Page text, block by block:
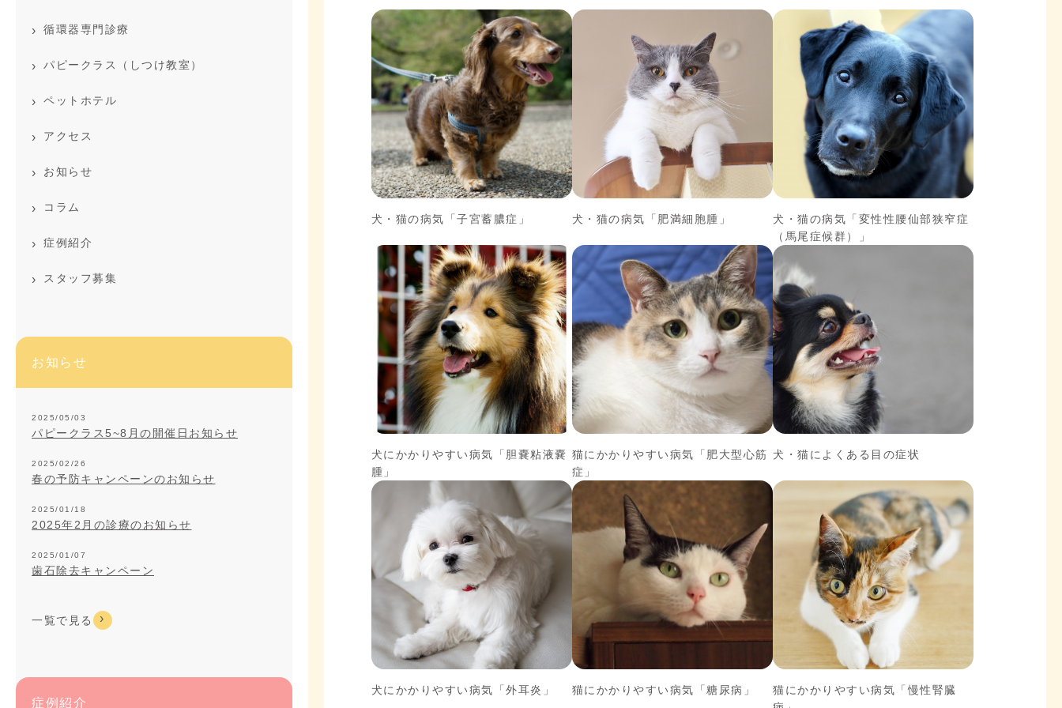
犬・猫の病気「子宮蓄膿症」 犬・猫の病気「肥満細胞腫」
犬・猫の病気「変性性腰仙部狭窄症
（馬尾症候群）」
犬にかかりやすい病気「胆嚢粘液嚢
腫」
猫にかかりやすい病気「肥大型心筋
症」
犬・猫によくある目の症状
犬にかかりやすい病気「外耳炎」 猫にかかりやすい病気「糖尿病」
猫にかかりやすい病気「慢性腎臓
循環器専門診療
パピークラス（しつけ教室）
ペットホテル
アクセス
お知らせ
コラム
症例紹介
スタッフ募集
お知らせ
2025/05/03
パピークラス5~8月の開催日お知らせ
2025/02/26
春の予防キャンペーンのお知らせ
2025/01/18
2025年2月の診療のお知らせ
2025/01/07
歯石除去キャンペーン
一覧で見る
症例紹介